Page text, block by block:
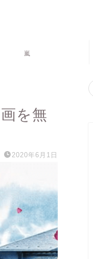
嵐
を無
2020年6月1日